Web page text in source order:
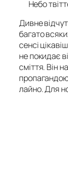
Небо
Дивне
багато
сенсі
не покидає
сміття. Він
лайно. Для